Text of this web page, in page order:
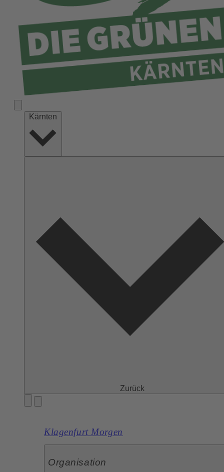
Kärnten
Zurück
Klagenfurt Morgen
Organisation